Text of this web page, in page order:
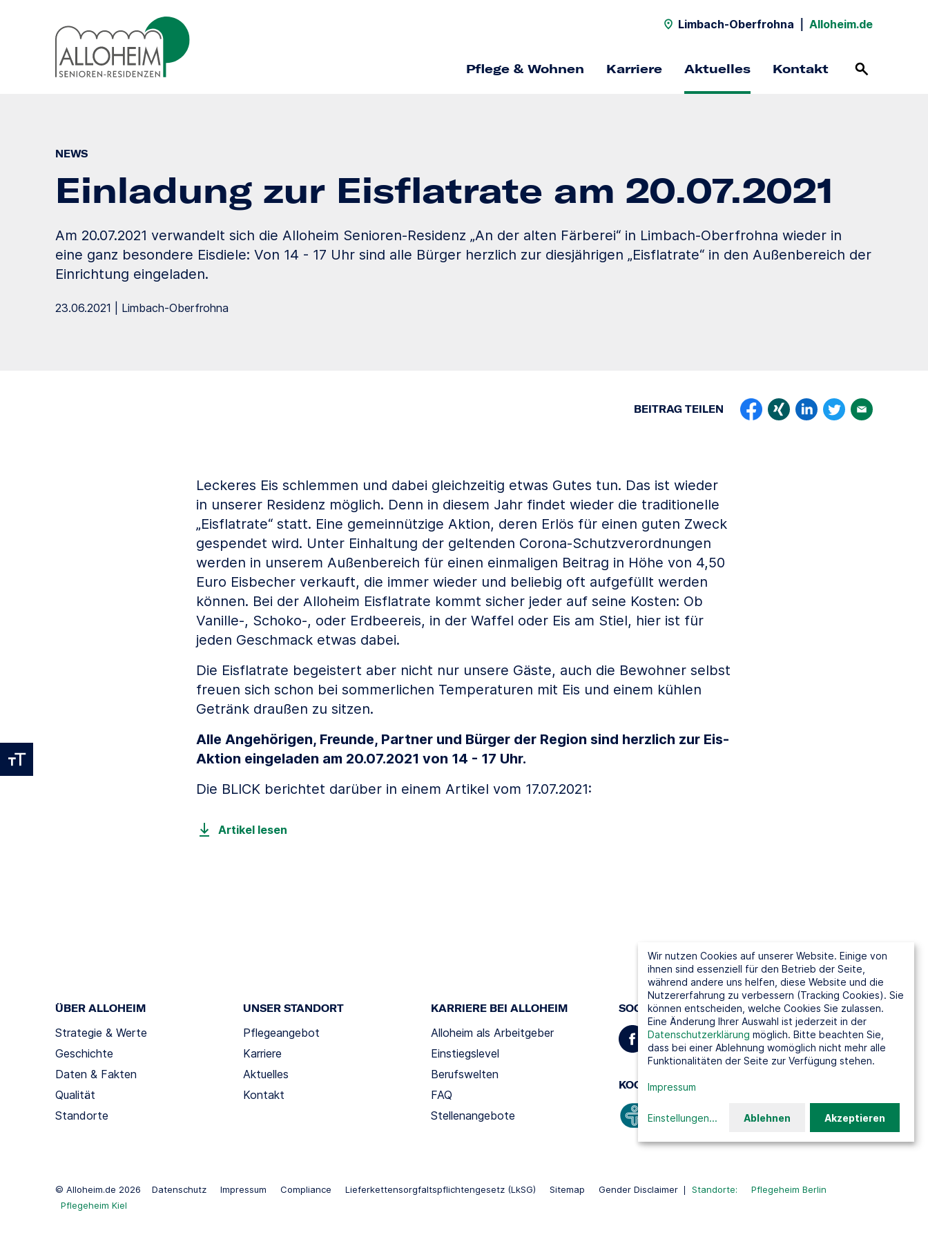
Limbach-Oberfrohna Alloheim.de
Pflege & Wohnen Karriere Aktuelles Kontakt
NEWS
Einladung zur Eisflatrate am 20.07.2021
Am 20.07.2021 verwandelt sich die Alloheim Senioren-Residenz „An der alten Färberei“ in Limbach-Oberfrohna wieder in
eine ganz besondere Eisdiele: Von 14 - 17 Uhr sind alle Bürger herzlich zur diesjährigen „Eisflatrate“ in den Außenbereich der
Einrichtung eingeladen.
23.06.2021 | Limbach-Oberfrohna
BEITRAG TEILEN
Leckeres Eis schlemmen und dabei gleichzeitig etwas Gutes tun. Das ist wieder
in unserer Residenz möglich. Denn in diesem Jahr findet wieder die traditionelle
„Eisflatrate“ statt. Eine gemeinnützige Aktion, deren Erlös für einen guten Zweck
gespendet wird. Unter Einhaltung der geltenden Corona-Schutzverordnungen
werden in unserem Außenbereich für einen einmaligen Beitrag in Höhe von 4,50
Euro Eisbecher verkauft, die immer wieder und beliebig oft aufgefüllt werden
können. Bei der Alloheim Eisflatrate kommt sicher jeder auf seine Kosten: Ob
Vanille-, Schoko-, oder Erdbeereis, in der Waffel oder Eis am Stiel, hier ist für
jeden Geschmack etwas dabei.
Die Eisflatrate begeistert aber nicht nur unsere Gäste, auch die Bewohner selbst
freuen sich schon bei sommerlichen Temperaturen mit Eis und einem kühlen
Getränk draußen zu sitzen.
Alle Angehörigen, Freunde, Partner und Bürger der Region sind herzlich zur Eis-
Aktion eingeladen am 20.07.2021 von 14 - 17 Uhr.
Die BLICK berichtet darüber in einem Artikel vom 17.07.2021:
Artikel lesen
ÜBER ALLOHEIM
Strategie & Werte
Geschichte
Daten & Fakten
Qualität
Standorte
UNSER STANDORT
Pflegeangebot
Karriere
Aktuelles
Kontakt
KARRIERE BEI ALLOHEIM
Alloheim als Arbeitgeber
Einstiegslevel
Berufswelten
FAQ
Stellenangebote
SOCIAL MEDIA
KOOPERATIONSPARTNER
© Alloheim.de 2026 Datenschutz Impressum Compliance Lieferkettensorgfaltspflichtengesetz (LkSG) Sitemap Gender Disclaimer Standorte:
Pflegeheim Berlin
Pflegeheim Kiel
Wir nutzen Cookies auf unserer Website. Einige von
ihnen sind essenziell für den Betrieb der Seite,
während andere uns helfen, diese Website und die
Nutzererfahrung zu verbessern (Tracking Cookies). Sie
können entscheiden, welche Cookies Sie zulassen.
Eine Änderung Ihrer Auswahl ist jederzeit in der
Datenschutzerklärung möglich. Bitte beachten Sie,
dass bei einer Ablehnung womöglich nicht mehr alle
Funktionalitäten der Seite zur Verfügung stehen.
Impressum
Einstellungen... Ablehnen Akzeptieren